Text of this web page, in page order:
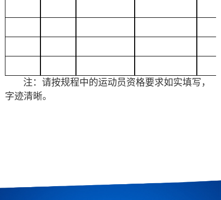
注：请按规程中的运动员资格要求如实填写，
字迹清晰。